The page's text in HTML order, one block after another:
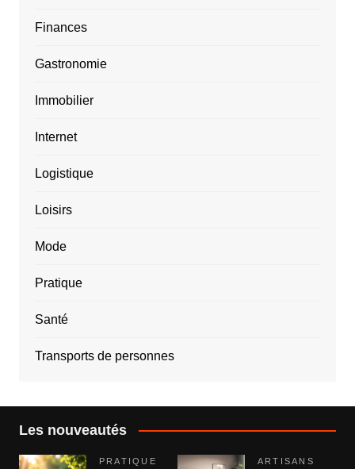
Finances
Gastronomie
Immobilier
Internet
Logistique
Loisirs
Mode
Pratique
Santé
Transports de personnes
Les nouveautés
PRATIQUE ARTISANS